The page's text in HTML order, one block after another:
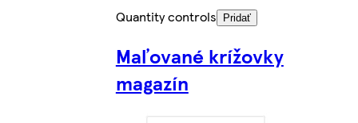
Quantity controls
Pridať
Maľované krížovky
magazín